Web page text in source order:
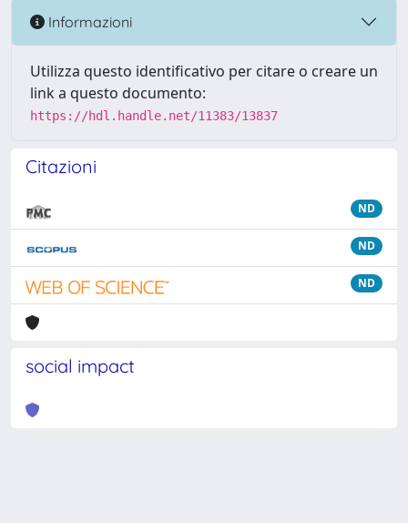
Informazioni
Utilizza questo identificativo per citare o creare un
link a questo documento:
https://hdl.handle.net/11383/13837
Citazioni
ND
ND
ND
social impact